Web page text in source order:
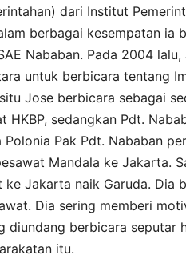
dari Institut
berbagai kesempatan ia
Nababan. Pada 2004
untuk berbicara tentang
Jose berbicara sebagai
HKBP, sedangkan Pdt.
Polonia Pak Pdt. Nababan
Mandala ke Jakarta.
Jakarta naik Garuda. Dia
Dia sering memberi
diundang berbicara seputar
itu.